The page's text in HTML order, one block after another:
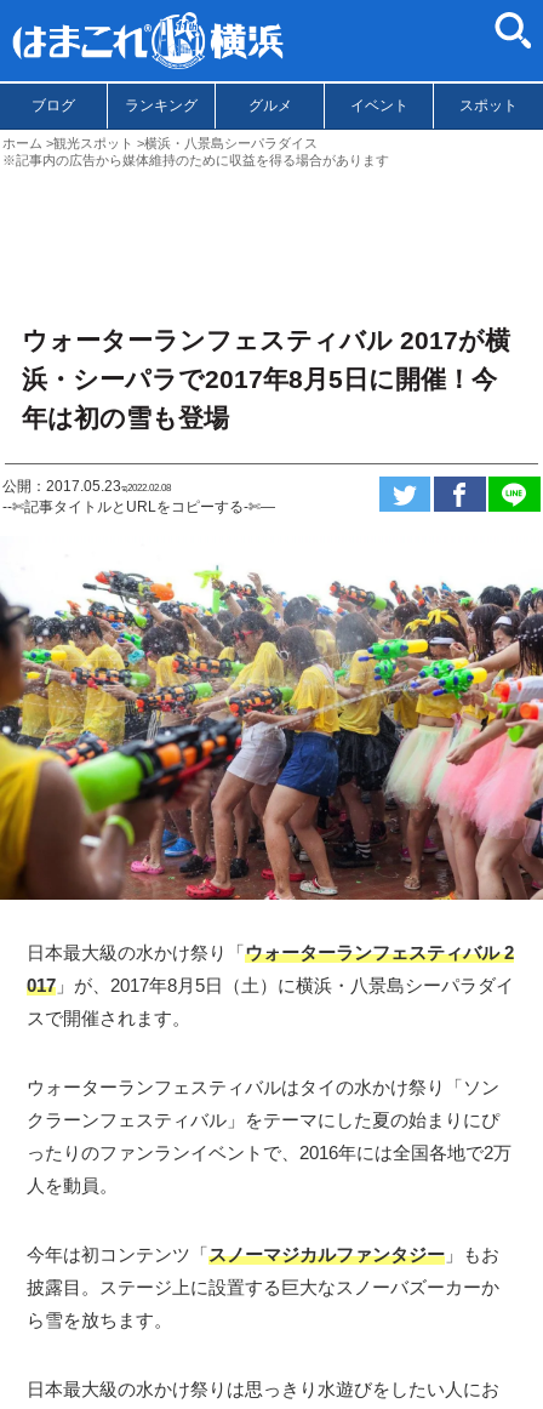
ブログ ランキング グルメ イベント スポット
ホーム 観光スポット
横浜・八景島シーパラダイス
※記事内の広告から媒体維持のために収益を得る場合があります
ウォーターランフェスティバル 2017が横
浜・シーパラで2017年8月5日に開催！今
年は初の雪も登場
公開：2017.05.23ಇ2022.02.08
--✄記事タイトルとURLをコピーする-✄—
日本最大級の水かけ祭り「ウォーターランフェスティバル 2
017 」が、2017年8月5日（土）に横浜・八景島シーパラダイ
スで開催されます。
ウォーターランフェスティバルはタイの水かけ祭り「ソン
クラーンフェスティバル」をテーマにした夏の始まりにぴ
ったりのファンランイベントで、2016年には全国各地で2万
人を動員。
今年は初コンテンツ「スノーマジカルファンタジー 」もお
披露目。ステージ上に設置する巨大なスノーバズーカーか
ら雪を放ちます。
日本最大級の水かけ祭りは思っきり水遊びをしたい人にお